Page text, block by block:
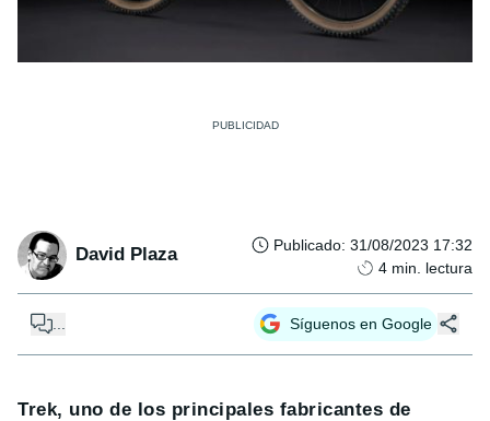
David Plaza Publicado: 31/08/2023 17:32
4 min. lectura
Síguenos en Google
Trek, uno de los principales fabricantes de